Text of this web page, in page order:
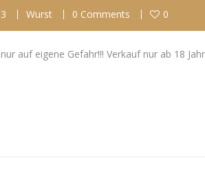
Wurst 0 Comments 0
auf eigene Gefahr!!! Verkauf nur ab 18